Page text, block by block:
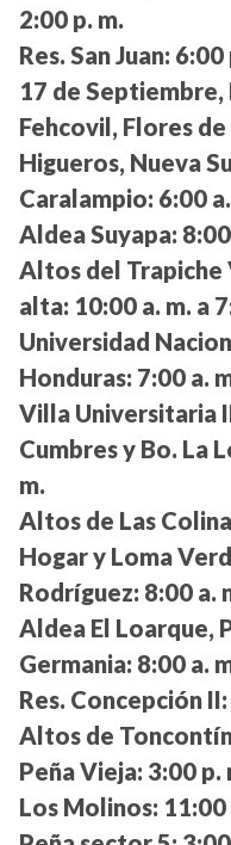
2:00 p. m.
Res. San Juan: 6:00
17 de Septiembre,
Fehcovil, Flores
Higueros, Nueva
Caralampio: 6:00
Aldea Suyapa:
Altos del Trapiche
alta: 10:00 a. m. a
Universidad
Honduras: 7:00 a.
Villa Universitaria
Cumbres y Bo. La
m.
Altos de Las
Hogar y Loma
Rodríguez: 8:00 a.
Aldea El Loarque,
Germania: 8:00 a.
Res. Concepción II:
Altos de
Peña Vieja: 3:00 p.
Los Molinos: 11:00